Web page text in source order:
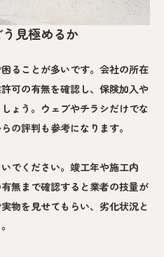
見極めるか
ることが多いです。会社の所在
可の有無を確認し、保険加入や
ょう。ウェブやチラシだけでな
の評判も参考になります。
でください。竣工年や施工内
無まで確認すると業者の技量が
物を見せてもらい、劣化状況と